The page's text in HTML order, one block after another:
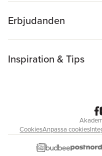
Erbjudanden
Inspiration & Tips
CookiesAnpassa cookies